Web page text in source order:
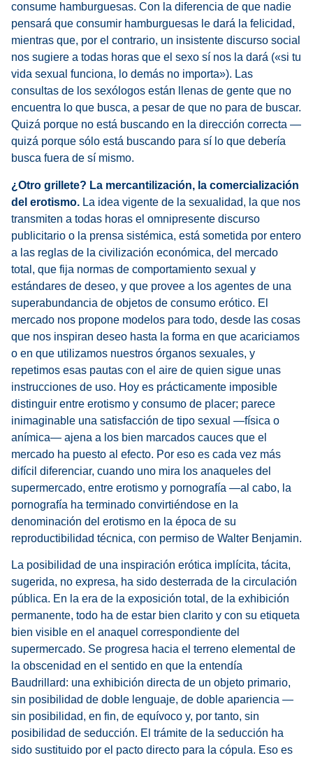
consume hamburguesas. Con la diferencia de que nadie
pensará que consumir hamburguesas le dará la felicidad,
mientras que, por el contrario, un insistente discurso social
nos sugiere a todas horas que el sexo sí nos la dará («si tu
vida sexual funciona, lo demás no importa»). Las
consultas de los sexólogos están llenas de gente que no
encuentra lo que busca, a pesar de que no para de buscar.
Quizá porque no está buscando en la dirección correcta —
quizá porque sólo está buscando para sí lo que debería
busca fuera de sí mismo.
¿Otro grillete? La mercantilización, la comercialización
del erotismo. La idea vigente de la sexualidad, la que nos
transmiten a todas horas el omnipresente discurso
publicitario o la prensa sistémica, está sometida por entero
a las reglas de la civilización económica, del mercado
total, que fija normas de comportamiento sexual y
estándares de deseo, y que provee a los agentes de una
superabundancia de objetos de consumo erótico. El
mercado nos propone modelos para todo, desde las cosas
que nos inspiran deseo hasta la forma en que acariciamos
o en que utilizamos nuestros órganos sexuales, y
repetimos esas pautas con el aire de quien sigue unas
instrucciones de uso. Hoy es prácticamente imposible
distinguir entre erotismo y consumo de placer; parece
inimaginable una satisfacción de tipo sexual —física o
anímica— ajena a los bien marcados cauces que el
mercado ha puesto al efecto. Por eso es cada vez más
difícil diferenciar, cuando uno mira los anaqueles del
supermercado, entre erotismo y pornografía —al cabo, la
pornografía ha terminado convirtiéndose en la
denominación del erotismo en la época de su
reproductibilidad técnica, con permiso de Walter Benjamin.
La posibilidad de una inspiración erótica implícita, tácita,
sugerida, no expresa, ha sido desterrada de la circulación
pública. En la era de la exposición total, de la exhibición
permanente, todo ha de estar bien clarito y con su etiqueta
bien visible en el anaquel correspondiente del
supermercado. Se progresa hacia el terreno elemental de
la obscenidad en el sentido en que la entendía
Baudrillard: una exhibición directa de un objeto primario,
sin posibilidad de doble lenguaje, de doble apariencia —
sin posibilidad, en fin, de equívoco y, por tanto, sin
posibilidad de seducción. El trámite de la seducción ha
sido sustituido por el pacto directo para la cópula. Eso es